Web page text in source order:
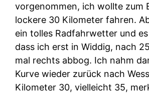
vorgenommen, ich wollte zum
lockere 30 Kilometer fahren.
ein tolles Radfahrwetter und
dass ich erst in Widdig, nach
mal rechts abbog. Ich nahm
Kurve wieder zurück nach
Kilometer 30, vielleicht 35,